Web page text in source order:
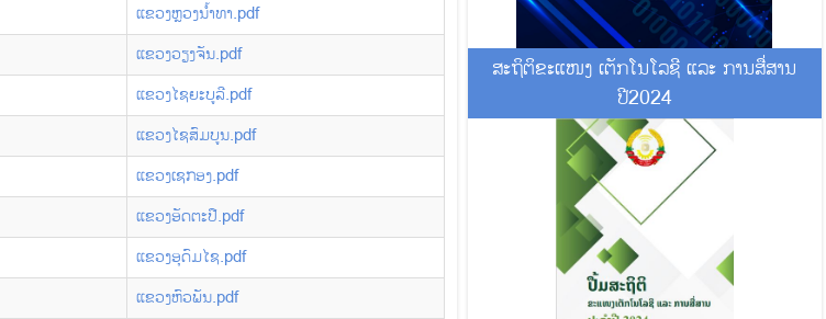
ແຂວງຫຼວງ​ນ້ຳ​ທາ.pdf
ແຂວງວຽງ​ຈັນ.pdf
ແຂວງ​ໄຊ​ຍະ​ບູ​ລີ.pdf
ແຂວງ​ໄຊ​ສົມ​ບູນ.pdf
ແຂວງ​ເຊກອງ.pdf
ແຂວງ​ອັດ​ຕະ​ປື.pdf
ແຂວງ​ອຸ​ດົມ​ໄຊ.pdf
ແຂວງ​ຫົວ​ພັນ.pdf
ສະຖິຕິຂະແໜງ ເຕັກໂນໂລຊີ ແລະ ການສື່ສານ
ປີ2024